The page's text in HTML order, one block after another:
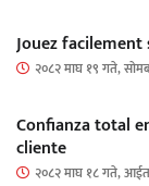
Jouez
२०८२ माघ १९ गते,
Confianza total
cliente
२०८२ माघ १८ गते,